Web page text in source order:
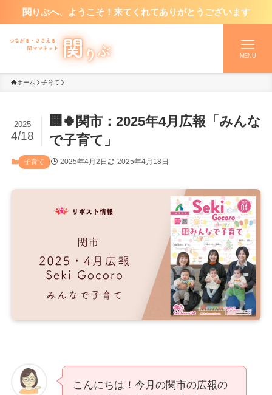
関りぶへ、ようこそ！来てくれてありがとうございます
MENU
ホーム 子育て
🏢🍀関市：2025年4月広報「みんな
で子育て」
2025
4/18
子育て 2025年4月2日 2025年4月18日
こんにちは！今月の関市の広報の